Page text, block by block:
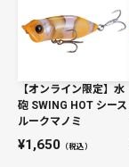
【オンライン限定】水
砲 SWING HOT シース
ルークマノミ
1,650 （税込）